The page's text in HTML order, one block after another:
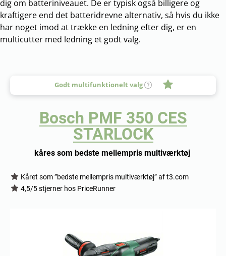
dig om batteriniveauet. De er typisk også billigere og
kraftigere end det batteridrevne alternativ, så hvis du ikke
har noget imod at trække en ledning efter dig, er en
multicutter med ledning et godt valg.
Godt multifunktionelt valg
Bosch PMF 350 CES
STARLOCK
kåres som bedste mellempris multiværktøj
Kåret som ”bedste mellempris multiværktøj” af t3.com
4,5/5 stjerner hos PriceRunner